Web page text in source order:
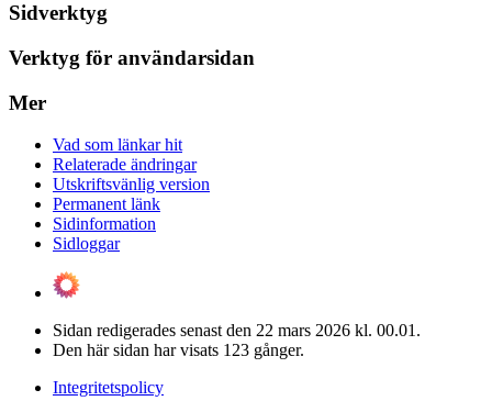
Sidverktyg
Verktyg för användarsidan
Mer
Vad som länkar hit
Relaterade ändringar
Utskriftsvänlig version
Permanent länk
Sidinformation
Sidloggar
Sidan redigerades senast den 22 mars 2026 kl. 00.01.
Den här sidan har visats 123 gånger.
Integritetspolicy